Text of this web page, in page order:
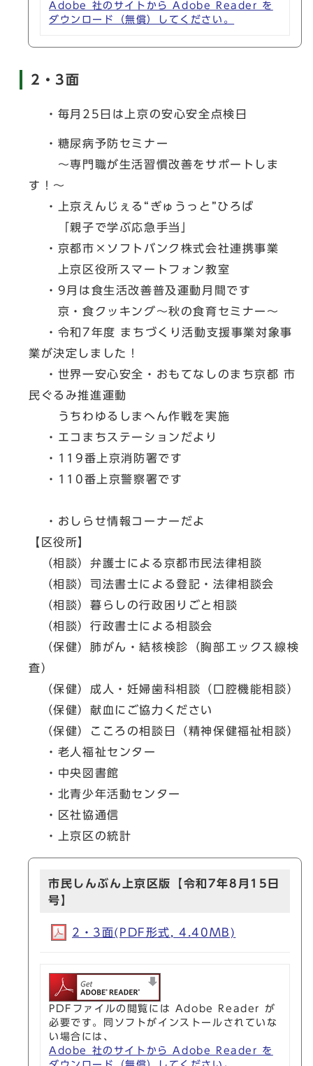
Adobe 社のサイトから Adobe Reader を
ダウンロード（無償）してください。
2・3面
・毎月25日は上京の安心安全点検日
・糖尿病予防セミナー
～専門職が生活習慣改善をサポートしま
す！～
・上京えんじぇる“ぎゅうっと”ひろば
「親子で学ぶ応急手当」
・京都市×ソフトバンク株式会社連携事業
上京区役所スマートフォン教室
・9月は食生活改善普及運動月間です
京・食クッキング～秋の食育セミナー～
・令和7年度 まちづくり活動支援事業対象事
業が決定しました！
・世界一安心安全・おもてなしのまち京都 市
民ぐるみ推進運動
うちわゆるしまへん作戦を実施
・エコまちステーションだより
・119番上京消防署です
・110番上京警察署です
・おしらせ情報コーナーだよ
【区役所】
（相談）弁護士による京都市民法律相談
（相談）司法書士による登記・法律相談会
（相談）暮らしの行政困りごと相談
（相談）行政書士による相談会
（保健）肺がん・結核検診（胸部エックス線検
査）
（保健）成人・妊婦歯科相談（口腔機能相談）
（保健）献血にご協力ください
（保健）こころの相談日（精神保健福祉相談）
・老人福祉センター
・中央図書館
・北青少年活動センター
・区社協通信
・上京区の統計
市民しんぶん上京区版【令和7年8月15日
号】
2・3面(PDF形式, 4.40MB)
PDFファイルの閲覧には Adobe Reader が
必要です。同ソフトがインストールされていな
い場合には、
Adobe 社のサイトから Adobe Reader を